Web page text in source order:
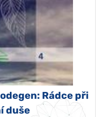
Rádce při
duše